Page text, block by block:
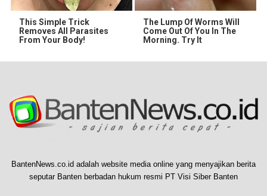
This Simple Trick
Removes All Parasites
From Your Body!
The Lump Of Worms Will
Come Out Of You In The
Morning. Try It
BantenNews.co.id adalah website media online yang menyajikan berita
seputar Banten berbadan hukum resmi PT Visi Siber Banten